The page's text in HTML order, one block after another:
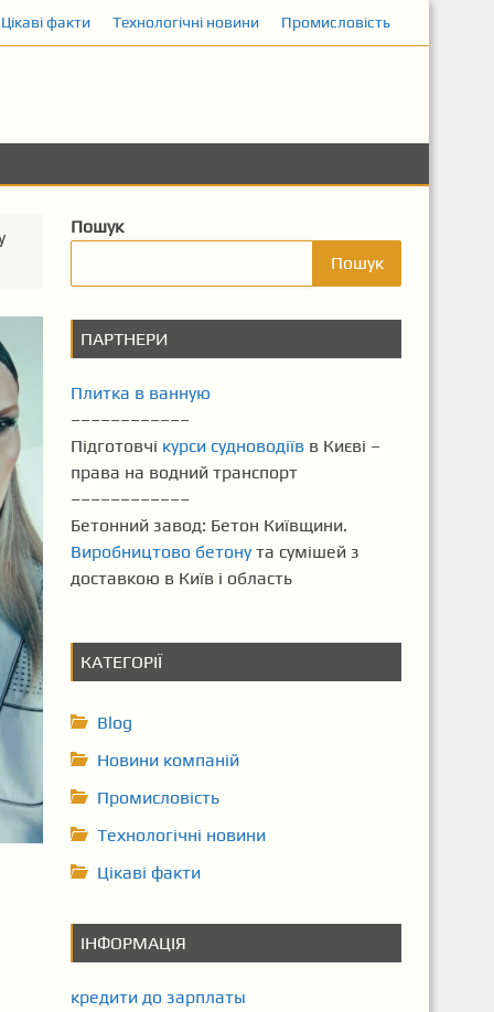
Цікаві факти Технологічні новини Промисловість
Пошук
Пошук
ПАРТНЕРИ
Плитка в ванную
––––––––––––
Підготовчі курси судноводіївв Києві –
права на водний транспорт
––––––––––––
Бетонний завод: Бетон Київщини.
Виробництово бетонута сумішей з
доставкою в Київ і область
КАТЕГОРІЇ
Blog
Новини компаній
Промисловість
Технологічні новини
Цікаві факти
ІНФОРМАЦІЯ
кредити до зарплаты